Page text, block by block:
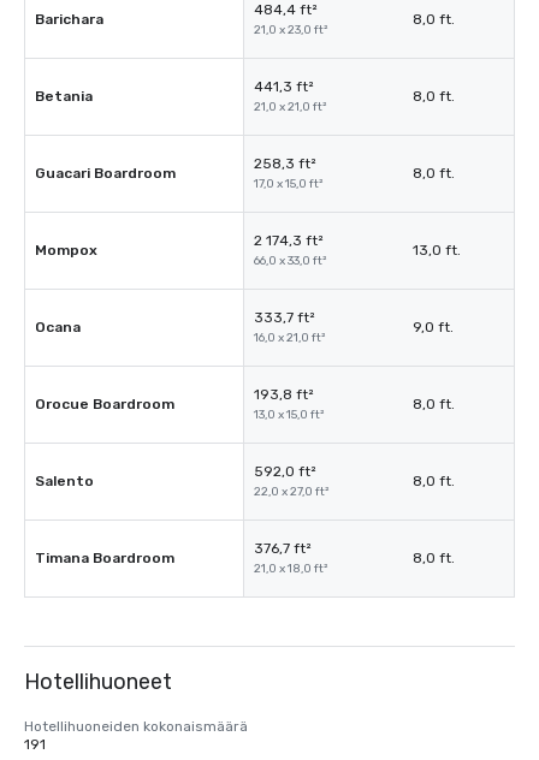
Barichara
484,4 ft²
21,0 x 23,0 ft²
8,0 ft.
Betania
441,3 ft²
21,0 x 21,0 ft²
8,0 ft.
Guacari Boardroom
258,3 ft²
17,0 x 15,0 ft²
8,0 ft.
Mompox
2 174,3 ft²
66,0 x 33,0 ft²
13,0 ft.
Ocana
333,7 ft²
16,0 x 21,0 ft²
9,0 ft.
Orocue Boardroom
193,8 ft²
13,0 x 15,0 ft²
8,0 ft.
Salento
592,0 ft²
22,0 x 27,0 ft²
8,0 ft.
Timana Boardroom
376,7 ft²
21,0 x 18,0 ft²
8,0 ft.
Hotellihuoneet
Hotellihuoneiden kokonaismäärä
191